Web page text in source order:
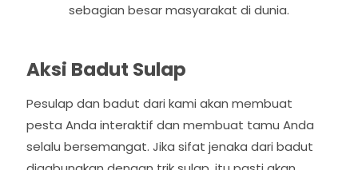
sebagian besar masyarakat di dunia.
Aksi Badut Sulap
Pesulap dan badut dari kami akan membuat
pesta Anda interaktif dan membuat tamu Anda
selalu bersemangat. Jika sifat jenaka dari badut